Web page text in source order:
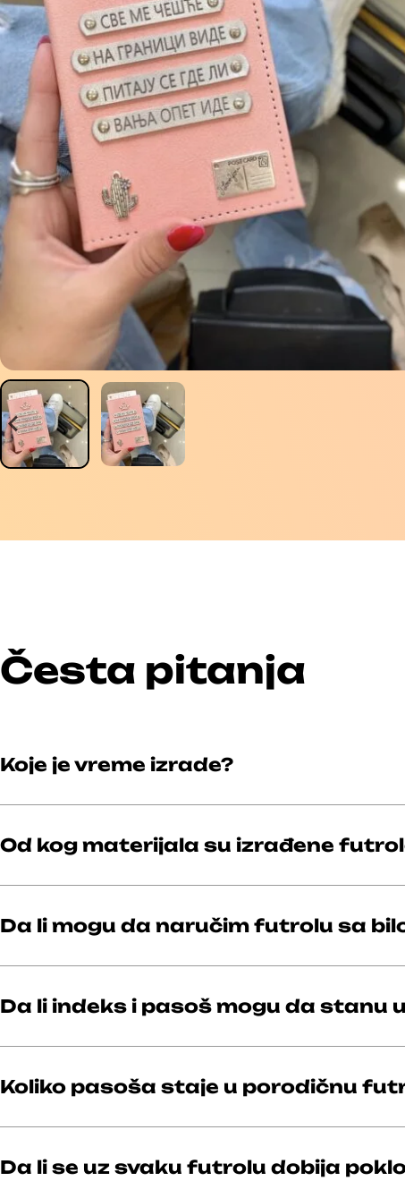
Česta pitanja
Koje je vreme izrade?
Od kog materijala su izrađene
Da li mogu da naručim futrolu sa
Da li indeks i pasoš mogu da stanu
Koliko pasoša staje u porodičnu
Da li se uz svaku futrolu dobija